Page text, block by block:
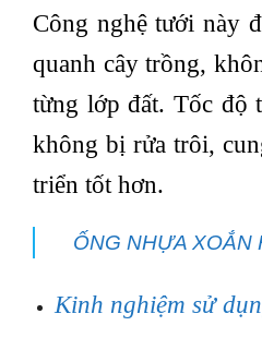
Công nghệ tưới này
quanh cây trồng,
từng lớp đất. Tốc độ
không bị rửa trôi,
triển tốt hơn.
ỐNG NHỰA XOẮN
Kinh nghiệm sử